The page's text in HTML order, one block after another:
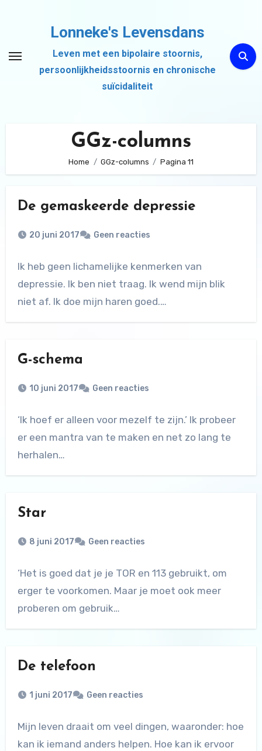
inhoud
Lonneke's Levensdans
Leven met een bipolaire stoornis,
persoonlijkheidsstoornis en chronische
suïcidaliteit
GGz-columns
Home GGz-columns Pagina 11
De gemaskeerde depressie
20 juni 2017 Geen reacties
Ik heb geen lichamelijke kenmerken van
depressie. Ik ben niet traag. Ik wend mijn blik
niet af. Ik doe mijn haren goed.…
G-schema
10 juni 2017 Geen reacties
‘Ik hoef er alleen voor mezelf te zijn.’ Ik probeer
er een mantra van te maken en net zo lang te
herhalen…
Star
8 juni 2017 Geen reacties
‘Het is goed dat je je TOR en 113 gebruikt, om
erger te voorkomen. Maar je moet ook meer
proberen om gebruik…
De telefoon
1 juni 2017 Geen reacties
Mijn leven draait om veel dingen, waaronder: hoe
kan ik iemand anders helpen. Hoe kan ik ervoor